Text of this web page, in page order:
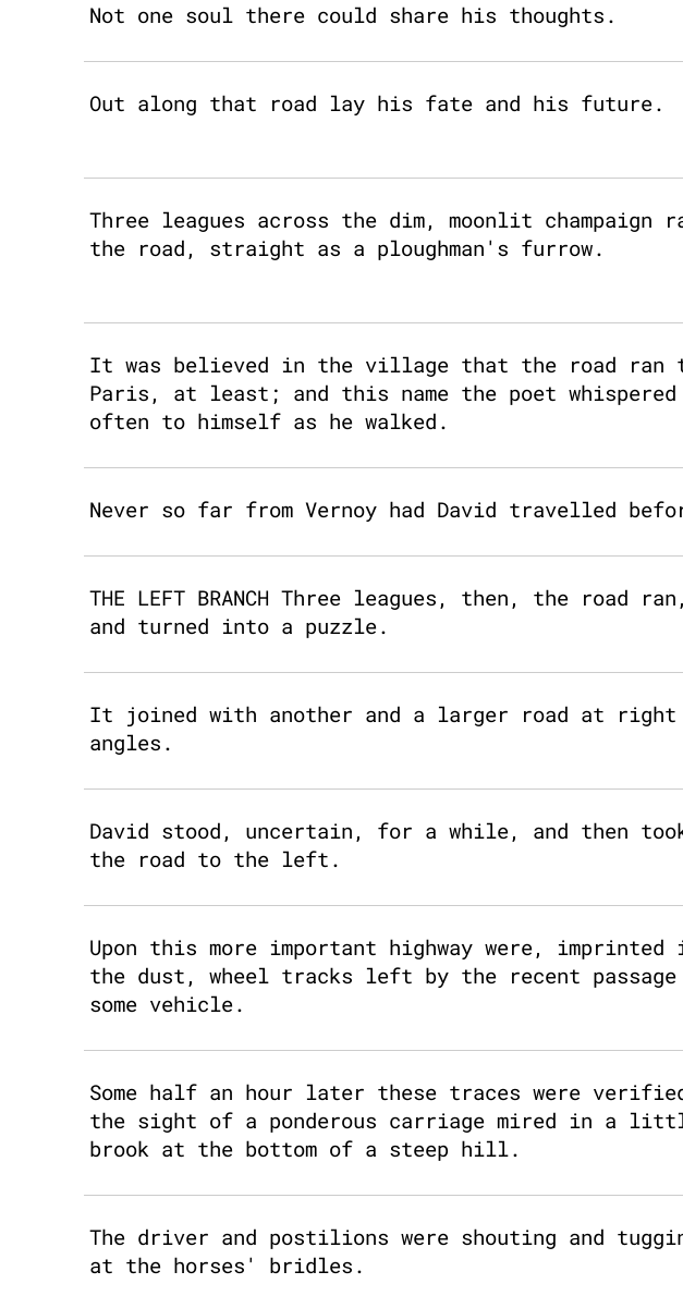
Not one soul there could share his thoughts.
Out along that road lay his fate and his future.
Three leagues across the dim, moonlit champaign
the road, straight as a ploughman's furrow.
It was believed in the village that the road ran
Paris, at least; and this name the poet whispered
often to himself as he walked.
Never so far from Vernoy had David travelled
THE LEFT BRANCH Three leagues, then, the road ran,
and turned into a puzzle.
It joined with another and a larger road at right
angles.
David stood, uncertain, for a while, and then
the road to the left.
Upon this more important highway were, imprinted
the dust, wheel tracks left by the recent
some vehicle.
Some half an hour later these traces were
the sight of a ponderous carriage mired in a
brook at the bottom of a steep hill.
The driver and postilions were shouting and
at the horses' bridles.